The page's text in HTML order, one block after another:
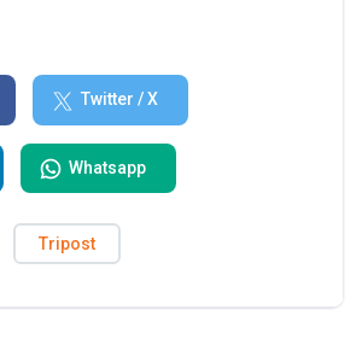
Twitter / X
Whatsapp
Tripost